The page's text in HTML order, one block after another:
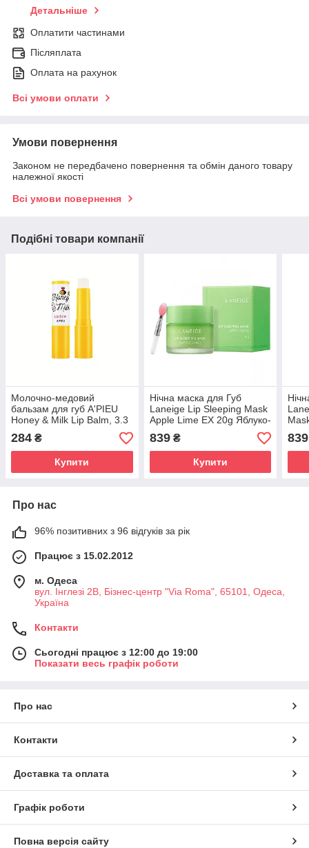
Детальніше
Оплатити частинами
Післяплата
Оплата на рахунок
Всі умови оплати
Умови повернення
Законом не передбачено повернення та обмін даного товару
належної якості
Всі умови повернення
Подібні товари компанії
Молочно-медовий
бальзам для губ A'PIEU
Honey & Milk Lip Balm, 3.3
284 ₴
Купити
Нічна маска для Губ
Laneige Lip Sleeping Mask
Apple Lime EX 20g Яблуко-
839₴
Купити
839
Про нас
96% позитивних з 96 відгуків за рік
Працює з 15.02.2012
м. Одеса
вул. Інглезі 2В, Бізнес-центр "Via Roma", 65101, Одеса,
Україна
Контакти
Сьогодні працює з 12:00 до 19:00
Показати весь графік роботи
Про нас
Контакти
Доставка та оплата
Графік роботи
Повна версія сайту